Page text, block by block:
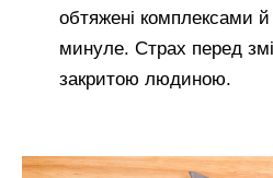
обтяжені комплексами й
минуле. Страх перед
закритою людиною.